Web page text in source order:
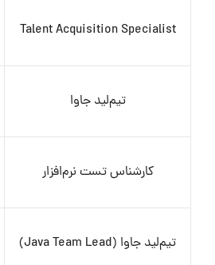
Talent Acquisition Specialist
تیم‌لید جاوا
کارشناس تست نرم‌افزار
تیم‌لید جاوا (Java Team Lead)